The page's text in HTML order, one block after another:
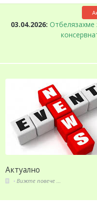
03.04.2026: Отбелязахме
За СППЗ
Вижте повече ...